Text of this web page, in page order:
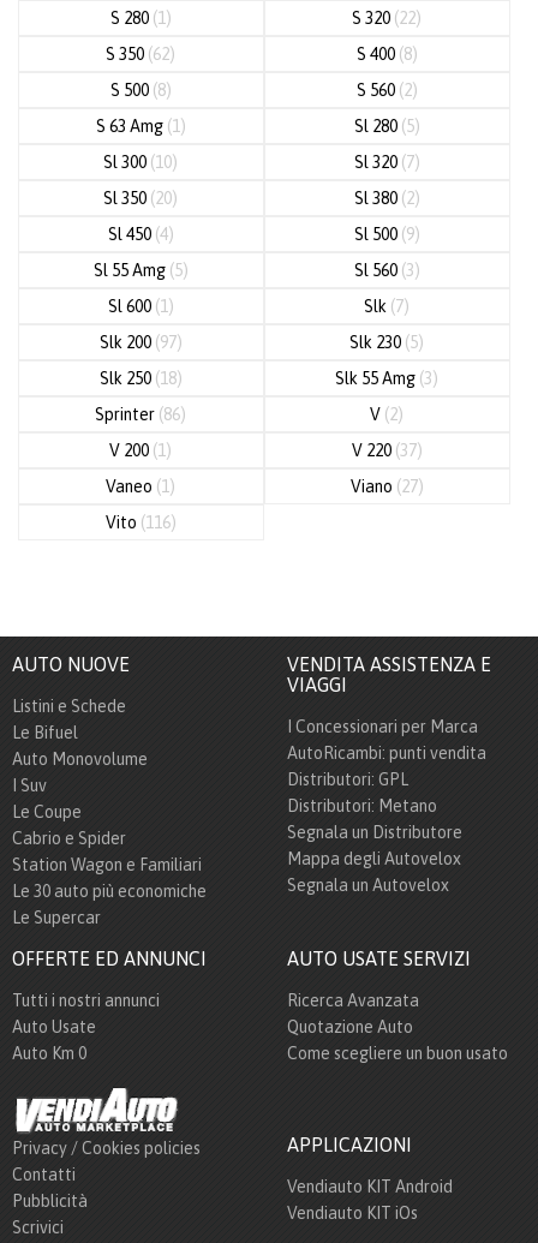
S 280 (1) S 320 (22)
S 350 (62) S 400 (8)
S 500 (8) S 560 (2)
S 63 Amg (1) Sl 280 (5)
Sl 300 (10) Sl 320 (7)
Sl 350 (20) Sl 380 (2)
Sl 450 (4) Sl 500 (9)
Sl 55 Amg (5) Sl 560 (3)
Sl 600 (1) Slk (7)
Slk 200 (97) Slk 230 (5)
Slk 250 (18) Slk 55 Amg (3)
Sprinter (86) V (2)
V 200 (1) V 220 (37)
Vaneo (1) Viano (27)
Vito (116)
AUTO NUOVE
Listini e Schede
Le Bifuel
Auto Monovolume
I Suv
Le Coupe
Cabrio e Spider
Station Wagon e Familiari
Le 30 auto più economiche
Le Supercar
VENDITA ASSISTENZA E
VIAGGI
I Concessionari per Marca
AutoRicambi: punti vendita
Distributori: GPL
Distributori: Metano
Segnala un Distributore
Mappa degli Autovelox
Segnala un Autovelox
OFFERTE ED ANNUNCI
Tutti i nostri annunci
Auto Usate
Auto Km 0
AUTO USATE SERVIZI
Ricerca Avanzata
Quotazione Auto
Come scegliere un buon usato
Privacy / Cookies policies
Contatti
Pubblicità
Scrivici
APPLICAZIONI
Vendiauto KIT Android
Vendiauto KIT iOs